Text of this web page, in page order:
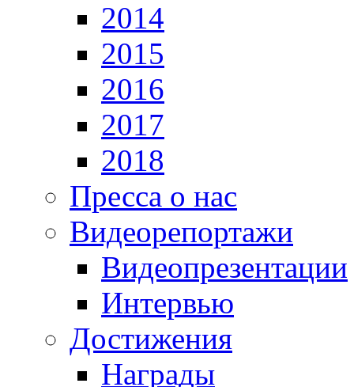
2014
2015
2016
2017
2018
Пресса о нас
Видеорепортажи
Видеопрезентации
Интервью
Достижения
Награды